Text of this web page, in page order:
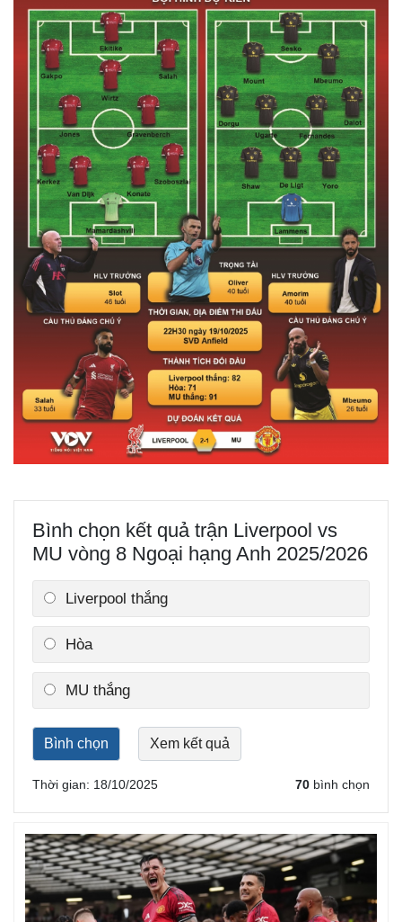
Thế giới
Quan sát
Cuộc sống đó đây
Hồ sơ
Multimedia
Video
Ảnh
Infographic
Bình chọn kết quả trận Liverpool vs
MU vòng 8 Ngoại hạng Anh 2025/2026
Liverpool thắng
Hòa
MU thắng
Thời gian: 18/10/2025 70 bình chọn